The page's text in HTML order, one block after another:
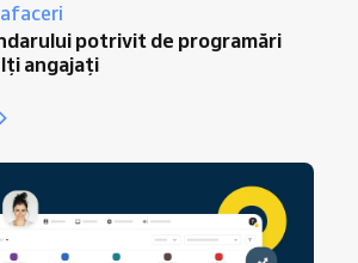
potrivit de programări
angajați